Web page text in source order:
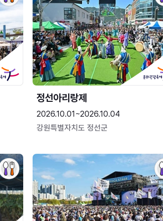
정선아리랑제
2026.10.01~2026.10.04
강원특별자치도 정선군